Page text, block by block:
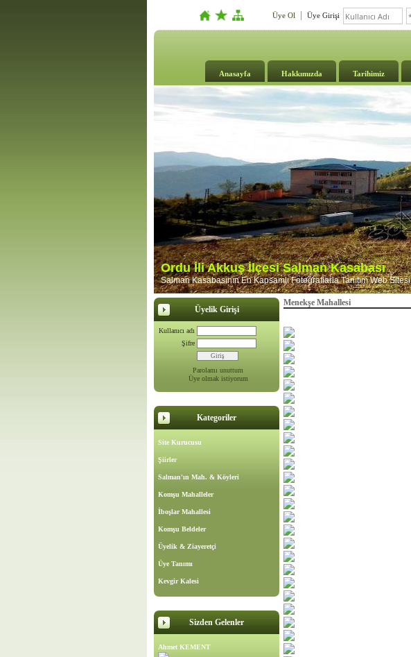
Üye Ol Üye Girişi
Anasayfa Hakkımızda Tarihimiz
Ordu İli Akkuş İlçesi Salman Kasabası
Salman Kasabasının En Kapsamlı Fotoğraflarla Tanıtım Web Sitesi
Üyelik Girişi
Kullanıcı adı
Şifre
Parolamı unuttum
Üye olmak istiyorum
Kategoriler
Site Kurucusu
Şiirler
Salman'ın Mah. & Köyleri
Komşu Mahalleler
İboşlar Mahallesi
Komşu Beldeler
Üyelik & Ziayeretçi
Üye Tanımı
Kevgir Kalesi
Sizden Gelenler
Ahmet KEMENT
Menekşe Mahallesi